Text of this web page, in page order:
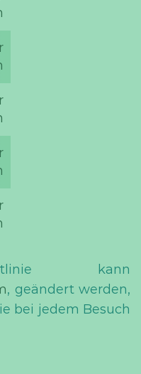
kann
, geändert werden,
bei jedem Besuch